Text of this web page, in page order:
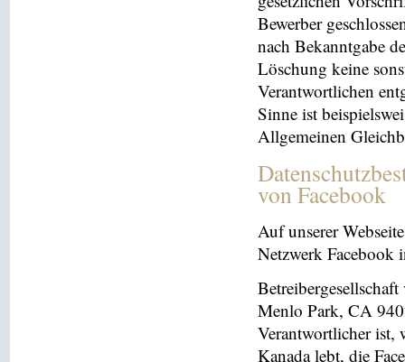
Bewerber
nach Bekanntgabe
Löschung keine
Verantwortlichen
Sinne ist
Allgemeinen
von Facebook
Auf unserer
Netzwerk Facebook
Menlo Park, CA
Verantwortlicher ist,
Kanada lebt, die